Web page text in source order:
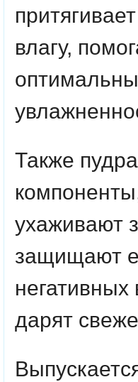
влагу,
Также
ухаживают
защищают
негативных
дарят